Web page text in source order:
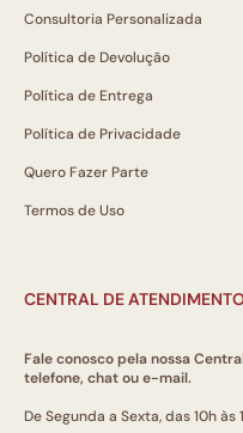
Consultoria Personalizada
Política de Devolução
Política de Entrega
Política de Privacidade
Quero Fazer Parte
Termos de Uso
CENTRAL DE
Fale conosco pela nossa
telefone, chat ou e-mail.
De Segunda a Sexta, das 10h às